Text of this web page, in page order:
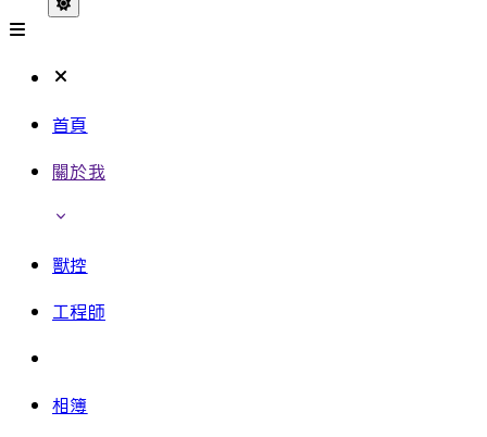
首頁
關於我
獸控
工程師
相簿